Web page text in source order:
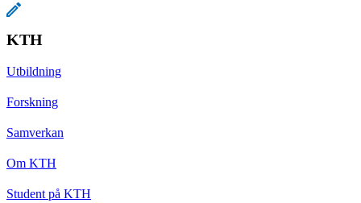
KTH
Utbildning
Forskning
Samverkan
Om KTH
Student på KTH